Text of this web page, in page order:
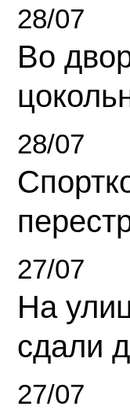
28/07
Во
28/07
27/07
На
сдали
27/07